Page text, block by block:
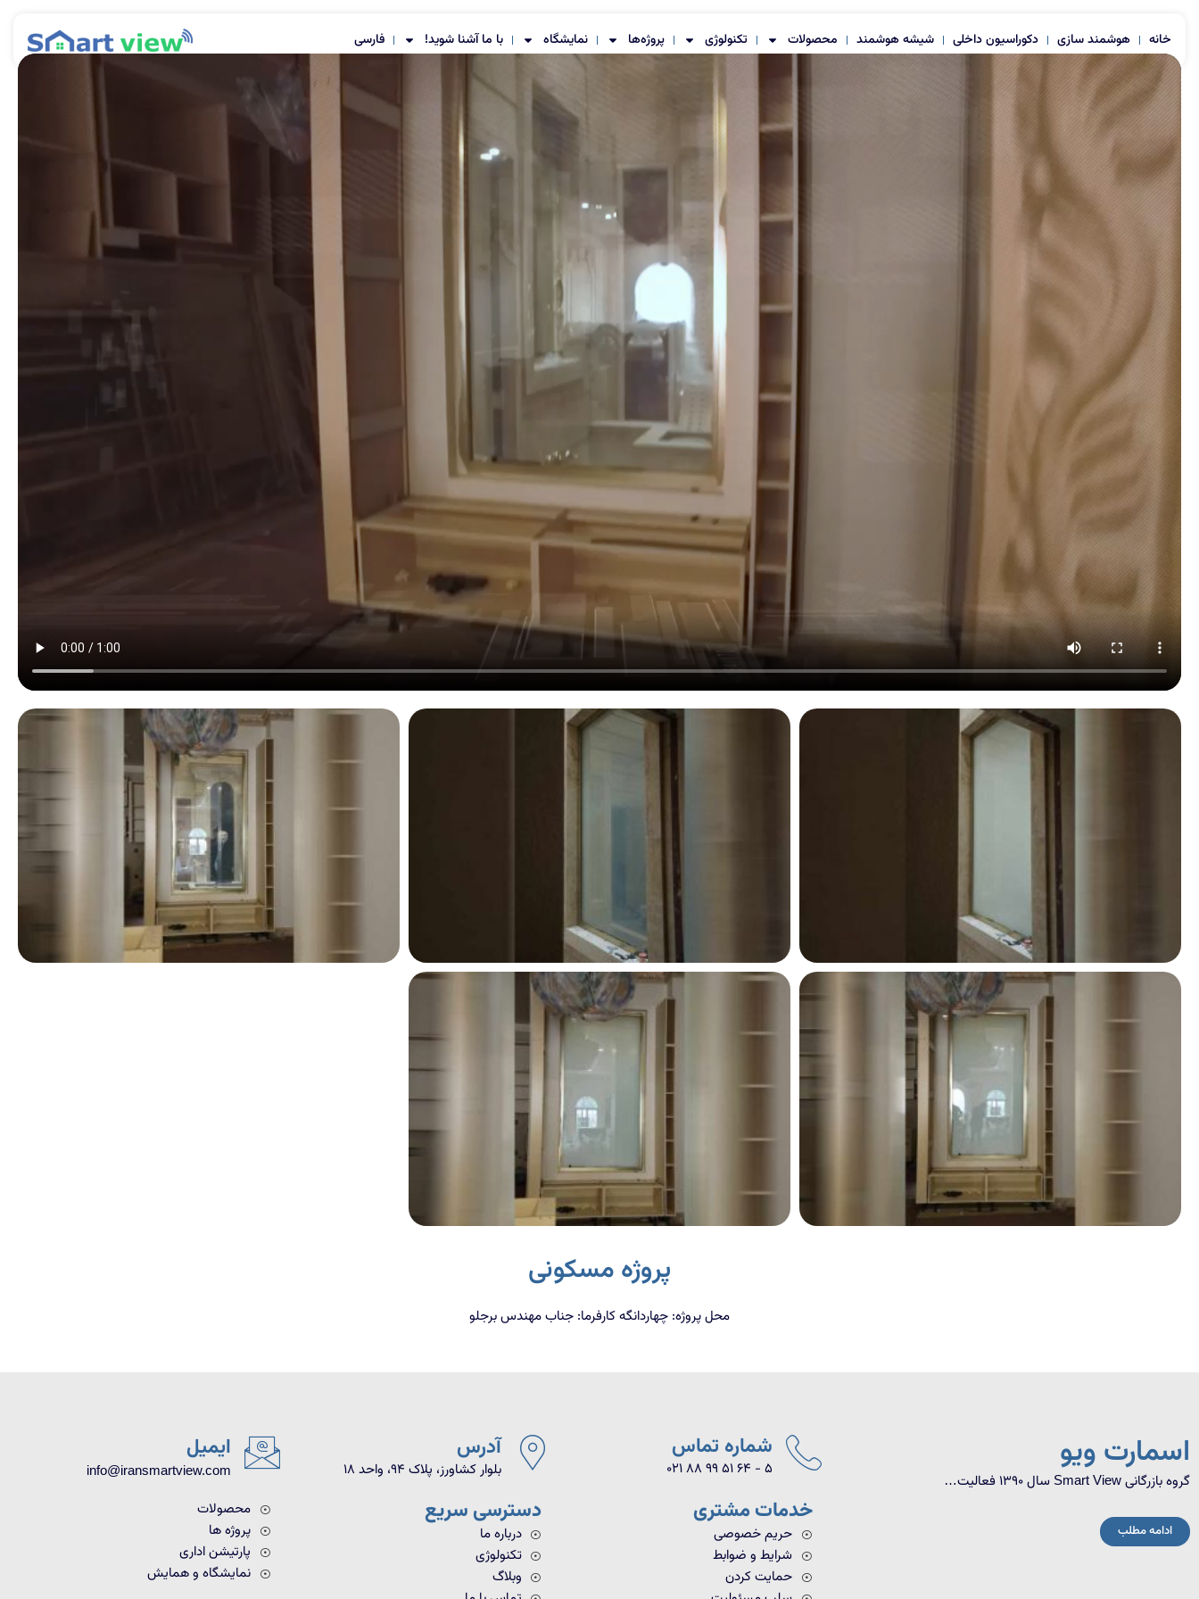
محتوا
خانه هوشمند سازی دکوراسیون داخلی شیشه هوشمند محصولات تکنولوژی پروژه‌ها نمایشگاه با ما آشنا شوید! فارسی
پروژه مسکونی
محل پروژه: چهاردانگه کارفرما: جناب مهندس برجلو
اسمارت ویو
گروه بازرگانی Smart View سال 1390 فعالیت…
ادامه مطلب
شماره تماس
021 88 99 51 64 - 5
آدرس
بلوار کشاورز، پلاک ۹۴، واحد ۱۸
ایمیل
info@iransmartview.com
خدمات مشتری
حریم خصوصی
شرایط و ضوابط
حمایت کردن
دسترسی سریع
درباره ما
تکنولوژی
وبلاگ
محصولات
پروژه ها
پارتیشن اداری
نمایشگاه و همایش